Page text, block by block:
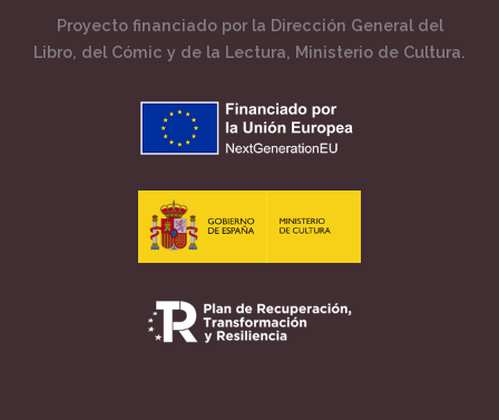
Proyecto financiado por la Dirección General del
Libro, del Cómic y de la Lectura, Ministerio de Cultura.